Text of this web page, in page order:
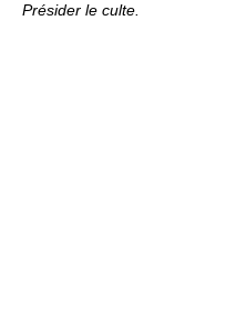
Présider le culte.